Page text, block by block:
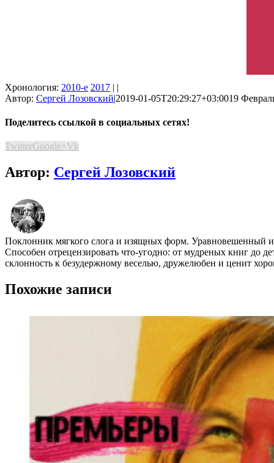
Хронология: 2010-е 2017 | |
Автор: Сергей Лозовский|2019-01-05T20:29:27+03:0019
Поделитесь ссылкой в социальных сетях!
TwitterGoogle+Vk
Автор: Сергей Лозовский
Поклонник мягкого слога и изящных форм. Уравновешенный
Способен отрецензировать что-угодно: от мудреных книг до
склонность к безудержному веселью, дружелюбен и ценит
Похожие записи